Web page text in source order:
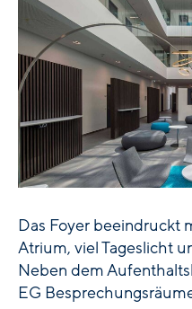
Das Foyer beeindruckt
Atrium, viel Tageslicht
Neben dem
EG